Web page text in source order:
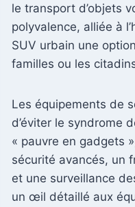
le transport d’objets
polyvalence, alliée à
SUV urbain une
familles ou les
Les équipements de
d’éviter le syndrome
« pauvre en gadgets
sécurité avancés, un
et une surveillance
un œil détaillé aux